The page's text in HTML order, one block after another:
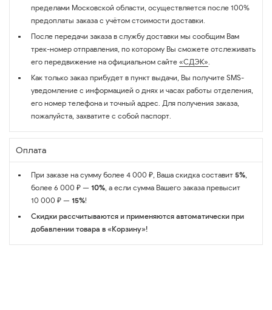
пределами Московской области, осуществляется после 100%
предоплаты заказа с учётом стоимости доставки.
После передачи заказа в службу доставки мы сообщим Вам
трек-номер отправления, по которому Вы сможете отслеживать
его передвижение на официальном сайте «СДЭК».
Как только заказ прибудет в пункт выдачи, Вы получите SMS-
уведомление с информацией о днях и часах работы отделения,
его номер телефона и точный адрес. Для получения заказа,
пожалуйста, захватите с собой паспорт.
Оплата
При заказе на сумму более 4 000 ₽, Ваша скидка составит 5%,
более 6 000 ₽ — 10%, а если сумма Вашего заказа превысит
10 000 ₽ — 15%!
Скидки рассчитываются и применяются автоматически при
добавлении товара в «Корзину»!